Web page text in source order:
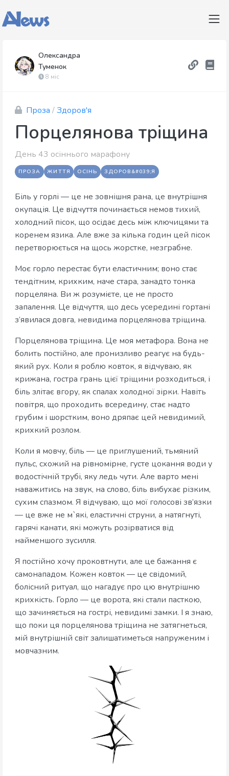
Олександра
Туменок
8 міс
Проза /Здоров'я
Порцелянова тріщина
День 43 осіннього марафону
ПРОЗА ЖИТТЯ ОСІНЬ ЗДОРОВ&#039;Я
Біль у горлі — це не зовнішня рана, це внутрішня
окупація. Це відчуття починається немов тихий,
холодний пісок, що осідає десь між ключицями та
коренем язика. Але вже за кілька годин цей пісок
перетворюється на щось жорстке, незграбне.
Моє горло перестає бути еластичним; воно стає
тендітним, крихким, наче стара, занадто тонка
порцеляна. Ви ж розумієте, це не просто
запалення. Це відчуття, що десь усередині гортані
з’явилася довга, невидима порцелянова тріщина.
Порцелянова тріщина. Це моя метафора. Вона не
болить постійно, але пронизливо реагує на будь-
який рух. Коли я роблю ковток, я відчуваю, як
крижана, гостра грань цієї тріщини розходиться, і
біль злітає вгору, як спалах холодної зірки. Навіть
повітря, що проходить всередину, стає надто
грубим і шорстким, воно дряпає цей невидимий,
крихкий розлом.
Коли я мовчу, біль — це приглушений, тьмяний
пульс, схожий на рівномірне, густе цокання води у
водостічній трубі, яку ледь чути. Але варто мені
наважитись на звук, на слово, біль вибухає різким,
сухим спазмом. Я відчуваю, що мої голосові зв’язки
— це вже не м`які, еластичні струни, а натягнуті,
гарячі канати, які можуть розірватися від
найменшого зусилля.
Я постійно хочу проковтнути, але це бажання є
самонападом. Кожен ковток — це свідомий,
болісний ритуал, що нагадує про цю внутрішню
крихкість. Горло — це ворота, які стали пасткою,
що зачиняється на гострі, невидимі замки. І я знаю,
що поки ця порцелянова тріщина не затягнеться,
мій внутрішній світ залишатиметься напруженим і
мовчазним.